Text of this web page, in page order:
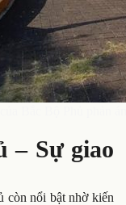
– Sự giao
còn nổi bật nhờ kiến